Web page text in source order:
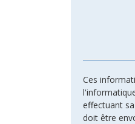
Ces
effectuant
doit être